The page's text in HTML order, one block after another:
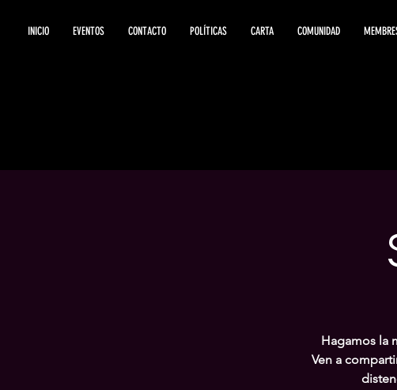
INICIO EVENTOS CONTACTO POLÍTICAS CARTA COMUNIDAD
Hagamos la
Ven a